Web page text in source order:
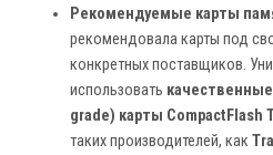
Рекомендуемые карты
рекомендовала карты под
конкретных поставщиков.
использовать
grade) карты CompactFlash
таких производителей, как